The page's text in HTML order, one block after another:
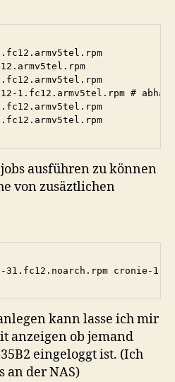
1.fc12.armv5tel.rpm #
ausführen zu können
von zusäztlichen
cronie-
kann lasse ich mir
anzeigen ob jemand
eingeloggt ist. (Ich
an der NAS)